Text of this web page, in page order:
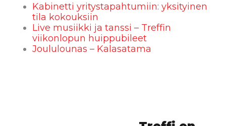
Kabinetti yritystapahtumiin: yksityinen
tila kokouksiin
Live musiikki ja tanssi – Treffin
viikonlopun huippubileet
Joululounas – Kalasatama